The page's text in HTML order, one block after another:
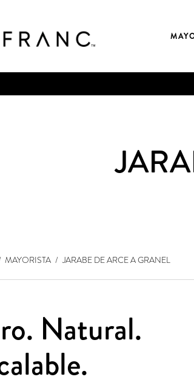
MAYORISTA JARABE DE ARCE A GRANEL
Natural.